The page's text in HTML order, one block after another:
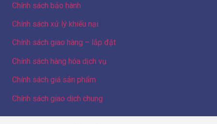
Chính sách bảo hành
Chính sách xử lý khiếu nại
Chính sách giao hàng – lắp đặt
Chính sách hàng hóa dịch vụ
Chính sách giá sản phẩm
Chính sách giao dịch chung